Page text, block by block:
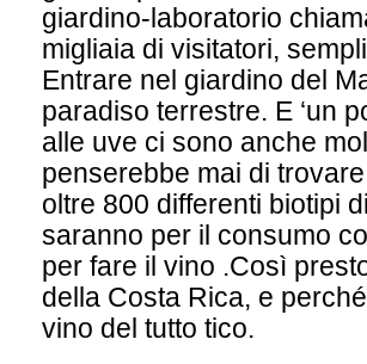
giardino-laboratorio
migliaia di visitatori,
Entrare nel giardino del
paradiso terrestre. E ‘un
alle uve ci sono anche
penserebbe mai di
oltre 800 differenti biotipi
saranno per il consumo
per fare il vino .Così
della Costa Rica, e
vino del tutto tico.